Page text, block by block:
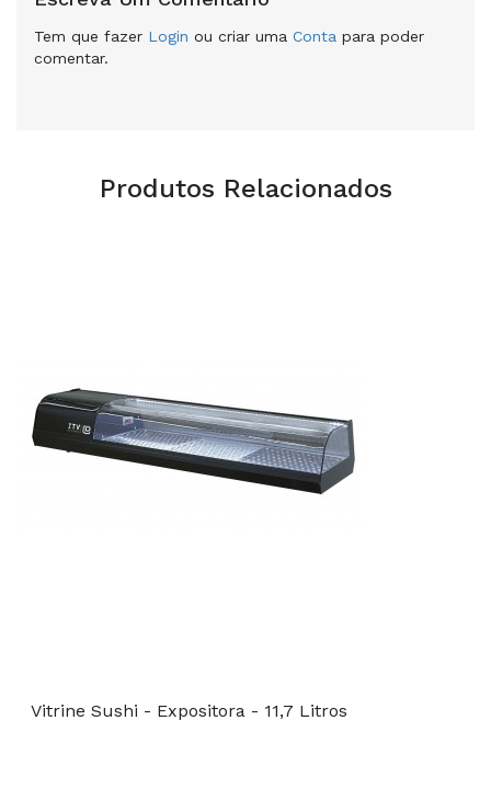
Tem que fazer Login ou criar uma Conta para poder
comentar.
Produtos Relacionados
Vitrine Sushi - Expositora - 11,7 Litros